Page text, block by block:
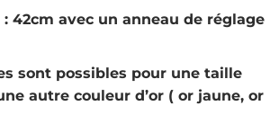
42cm avec un anneau de réglage
sont possibles pour une taille
autre couleur d’or ( or jaune, or